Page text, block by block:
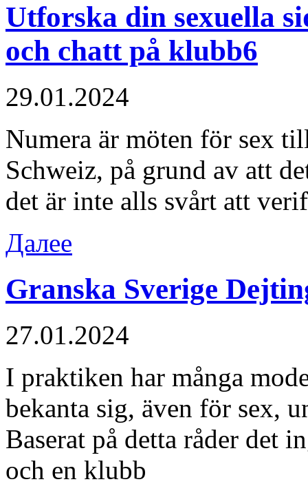
Utforska din sexuella
och chatt på klubb6
29.01.2024
Numera är möten för sex
Schweiz, på grund av att
det är inte alls svårt att
Далее
Granska Sverige
27.01.2024
I praktiken har många
bekanta sig, även för sex,
Baserat på detta råder det
och en klubb